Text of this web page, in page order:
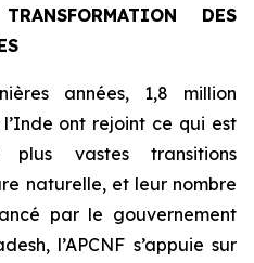
DES
années, 1,8 million
ont rejoint ce qui est
plus vastes transitions
naturelle, et leur nombre
par le gouvernement
l’APCNF s’appuie sur